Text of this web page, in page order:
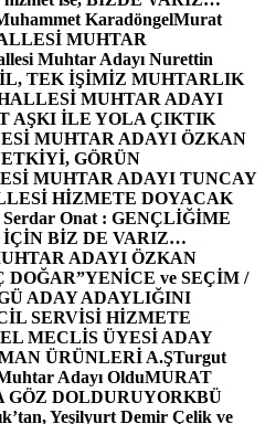
KaradöngelMurat
MUHTAR
Muhtar Adayı Nurettin
TEK İŞİMİZ MUHTARLIK
MUHTAR ADAYI
AŞKI İLE YOLA ÇIKTIK
MUHTAR ADAYI ÖZKAN
GÖRÜN
MUHTAR ADAYI TUNCAY
HİZMETE DOYACAK
Serdar Onat : GENÇLİĞİME
İÇİN BİZ DE VARIZ…
ADAYI ÖZKAN
DOĞAR”YENİCE ve SEÇİM /
ADAY ADAYLIĞINI
SERVİSİ HİZMETE
MECLİS ÜYESİ ADAY
ÜRÜNLERİ A.ŞTurgut
Adayı OlduMURAT
GÖZ DOLDURUYORKBÜ
Yeşilyurt Demir Çelik ve